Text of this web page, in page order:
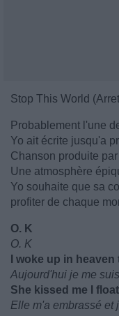
Stop This World
Probablement l'une
Yo ait écrite jusqu'a
Chanson produite
Une atmosphère
Yo souhaite que sa
profiter de chaque
O. K
O. K
I woke up in
Aujourd'hui je me
She kissed me I
Elle m'a embrassé et